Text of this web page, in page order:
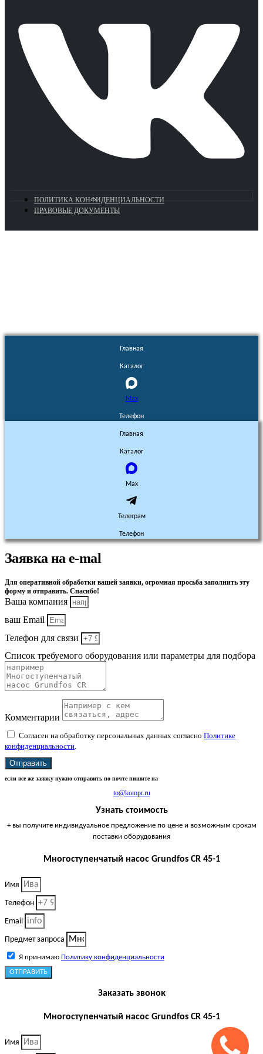
ПОЛИТИКА КОНФИДЕНЦИАЛЬНОСТИ
ПРАВОВЫЕ ДОКУМЕНТЫ
Главная
Каталог
Max
Телефон
Главная
Каталог
Max
Телеграм
Телефон
Заявка на e-mal
Для оперативной обработки вашей заявки, огромная просьба заполнить эту
форму и отправить. Спасибо!
Ваша компания
ваш Email
Телефон для связи
Список требуемого оборудования или параметры для подбора
Комментарии
Согласен на обработку персональных данных согласно Политике
конфиденциальности.
Отправить
если все же заявку нужно отправить по почте пишите на
to@kompr.ru
Узнать стоимость
+ вы получите индивидуальное предложение по цене и возможным срокам
поставки оборудования
Многоступенчатый насос Grundfos CR 45-1
Имя
Телефон
Email
Предмет запроса
Я принимаю Политику конфиденциальности
ОТПРАВИТЬ
Заказать звонок
Многоступенчатый насос Grundfos CR 45-1
Имя